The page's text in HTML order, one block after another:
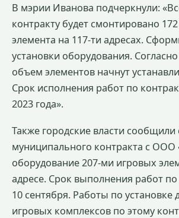
В мэрии Иванова подчеркнули:
контракту будет смонтировано
элемента на 117-ти адресах.
установки оборудования.
объем элементов начнут
Срок исполнения работ по
2023 года».
Также городские власти
муниципального контракта с ООО
оборудование 207-ми игровых
адресе. Срок выполнения работ по
10 сентября. Работы по установке
игровых комплексов по этому